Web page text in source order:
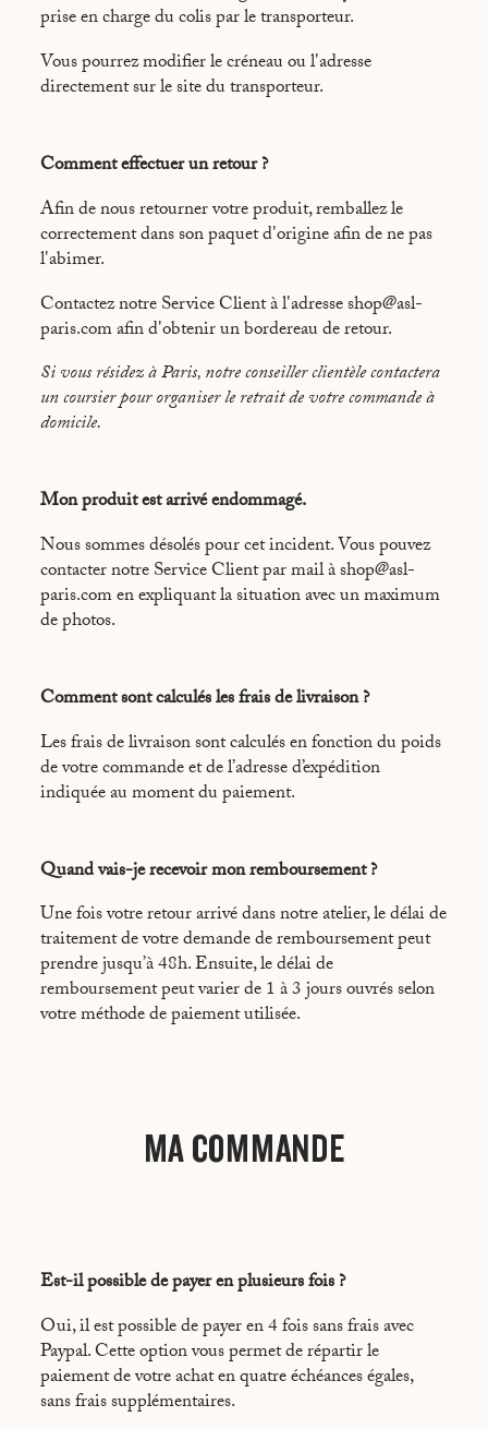
prise en charge du colis par le transporteur.
Vous pourrez modifier le créneau ou l'adresse
directement sur le site du transporteur.
Comment effectuer un retour ?
Afin de nous retourner votre produit, remballez le
correctement dans son paquet d'origine afin de ne pas
l'abimer.
Contactez notre Service Client à l'adresse shop@asl-
paris.com afin d'obtenir un bordereau de retour.
Si vous résidez à Paris, notre conseiller clientèle contactera
un coursier pour organiser le retrait de votre commande à
domicile.
Mon produit est arrivé endommagé.
Nous sommes désolés pour cet incident. Vous pouvez
contacter notre Service Client par mail à shop@asl-
paris.com en expliquant la situation avec un maximum
de photos.
Comment sont calculés les frais de livraison ?
Les frais de livraison sont calculés en fonction du poids
de votre commande et de l’adresse d’expédition
indiquée au moment du paiement.
Quand vais-je recevoir mon remboursement ?
Une fois votre retour arrivé dans notre atelier, le délai de
traitement de votre demande de remboursement peut
prendre jusqu’à 48h. Ensuite, le délai de
remboursement peut varier de 1 à 3 jours ouvrés selon
votre méthode de paiement utilisée.
MA COMMANDE
Est-il possible de payer en plusieurs fois ?
Oui, il est possible de payer en 4 fois sans frais avec
Paypal. Cette option vous permet de répartir le
paiement de votre achat en quatre échéances égales,
sans frais supplémentaires.